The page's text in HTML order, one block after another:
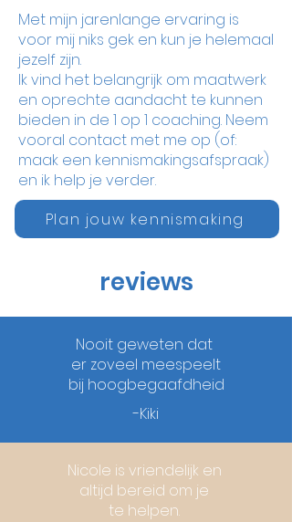
Met mijn jarenlange ervaring is
voor mij niks gek en kun je helemaal
jezelf zijn.
Ik vind het belangrijk om maatwerk
en oprechte aandacht te kunnen
bieden in de 1 op 1 coaching. Neem
vooral contact met me op (of:
maak een kennismakingsafspraak)
en ik help je verder.
Plan jouw kennismaking
reviews
Nooit geweten dat
er zoveel meespeelt
bij hoogbegaafdheid
-Kiki
Nicole is vriendelijk en
altijd bereid om je
te helpen.